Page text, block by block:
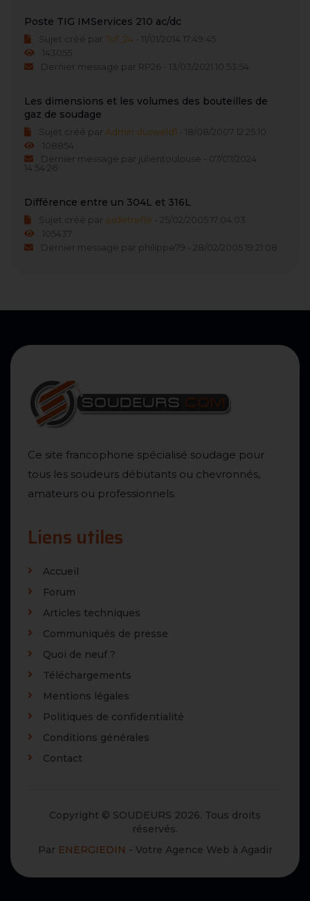
Poste TIG IMServices 210 ac/dc
Sujet créé par Tof_24 - 11/01/2014 17:49:45
143055
Dernier message par RP26 - 13/03/2021 10:53:54
Les dimensions et les volumes des bouteilles de
gaz de soudage
Sujet créé par Admin dusweld1 - 18/08/2007 12:25:10
108854
Dernier message par julientoulouse - 07/07/2024
14:54:26
Différence entre un 304L et 316L
Sujet créé par asdetrefle - 25/02/2005 17:04:03
105437
Dernier message par philippe79 - 28/02/2005 19:21:08
Ce site francophone spécialisé soudage pour
tous les soudeurs débutants ou chevronnés,
amateurs ou professionnels.
Liens utiles
Accueil
Forum
Articles techniques
Communiqués de presse
Quoi de neuf ?
Téléchargements
Mentions légales
Politiques de confidentialité
Conditions générales
Contact
Copyright © SOUDEURS 2026. Tous droits
réservés.
Par ENERGIEDIN - Votre Agence Web à Agadir